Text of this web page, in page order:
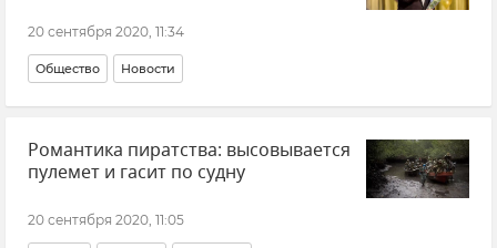
20 сентября 2020, 11:34
Общество Новости
Романтика пиратства: высовывается
пулемет и гасит по судну
20 сентября 2020, 11:05